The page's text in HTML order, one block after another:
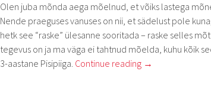
Olen juba mõnda aega mõelnud, et võiks lastega
Nende praeguses vanuses on nii, et sädelust pole
hetk see “raske” ülesanne sooritada – raske selles
tegevus on ja ma väga ei tahtnud mõelda, kuhu kõik
3-aastane Pisipiiga. Continue reading →